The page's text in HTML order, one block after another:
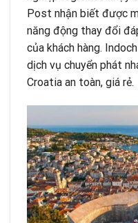
Post nhận biết được
năng động thay đổi
của khách hàng.
dịch vụ chuyển phát
Croatia an toàn, giá rẻ.